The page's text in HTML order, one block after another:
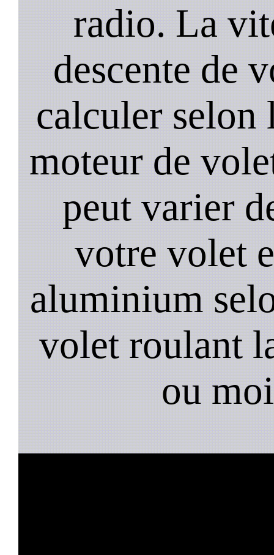
radio. La
descente de
calculer selon
moteur de
peut varier
votre volet
aluminium
volet roulant
ou